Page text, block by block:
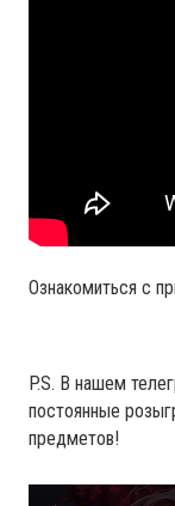
Ознакомиться с
P.S. В нашем
постоянные
предметов!